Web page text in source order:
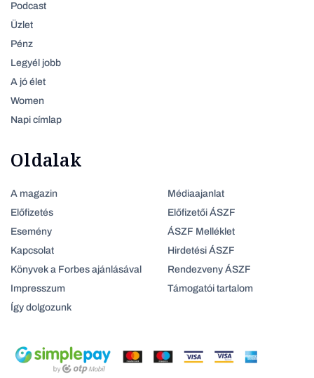
Podcast
Üzlet
Pénz
Legyél jobb
A jó élet
Women
Napi címlap
Oldalak
A magazin
Előfizetés
Esemény
Kapcsolat
Könyvek a Forbes ajánlásával
Impresszum
Így dolgozunk
Médiaajanlat
Előfizetői ÁSZF
ÁSZF Melléklet
Hirdetési ÁSZF
Rendezveny ÁSZF
Támogatói tartalom